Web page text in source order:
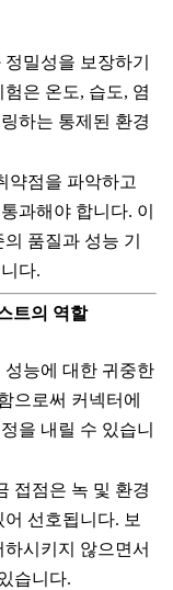
밀성을 보장하기
은 온도, 습도, 염
하는 통제된 환경
약점을 파악하고
과해야 합니다. 이
품질과 성능 기
다.
트의 역할
능에 대한 귀중한
으로써 커넥터에
을 내릴 수 있습니
접점은 녹 및 환경
선호됩니다. 보
시키지 않으면서
습니다.